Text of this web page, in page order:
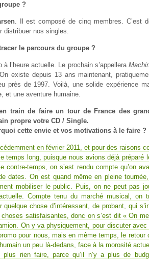
?
. Il est composé de cinq membres. C’est
distribuer nos singles.
le parcours du groupe ?
l’heure actuelle. Le prochain s’appellera
existe depuis 13 ans maintenant,
près de 1997. Voilà, une solide expérience
et une aventure humaine.
train de faire un tour de France des
propre votre CD / Single.
cette envie et vos motivations à le faire ?
en février 2011, et pour des raisons
temps long, puisque nous avions déjà préparé
contre-temps, on s’est rendu compte qu’on
dates. On est quand même en pleine
mobiliser le public. Puis, on ne peut pas
Compte tenu du marché musical, on
chose d’intéressant, de probant, qui
satisfaisantes, donc on s’est dit « On
On y va physiquement, pour discuter
pour nous, mais en même temps, le retour
un peu là-dedans, face à la morosité
rien faire, parce qu’il n’y a plus de